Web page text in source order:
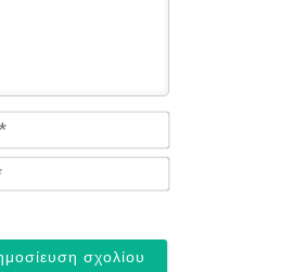
Name*
Email*